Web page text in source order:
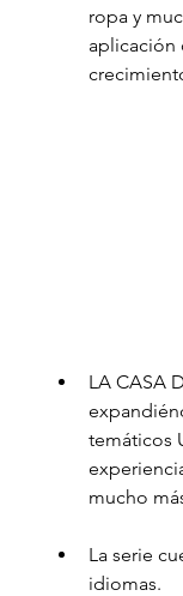
ropa y
aplicación
LA CASA
temáticos
mucho
La serie
idiomas.